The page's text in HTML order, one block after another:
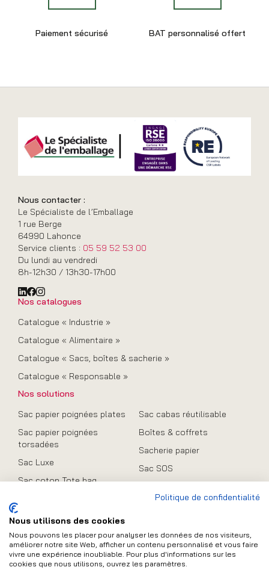
Paiement sécurisé BAT personnalisé offert
Nous contacter :
Le Spécialiste de l’Emballage
1 rue Berge
64990 Lahonce
Service clients : 05 59 52 53 00
Du lundi au vendredi
8h-12h30 / 13h30-17h00
Nos catalogues
Catalogue « Industrie »
Catalogue « Alimentaire »
Catalogue « Sacs, boîtes & sacherie »
Catalogue « Responsable »
Nos solutions
Sac papier poignées plates
Sac papier poignées
torsadées
Sac Luxe
Sac coton Tote bag
Sac pliable
Sac cabas réutilisable
Boîtes & coffrets
Sacherie papier
Sac SOS
Contact
Politique de confidentialité
Nous utilisons des cookies
Nous pouvons les placer pour analyser les données de nos visiteurs,
améliorer notre site Web, afficher un contenu personnalisé et vous faire
vivre une expérience inoubliable. Pour plus d'informations sur les
cookies que nous utilisons, ouvrez les paramètres.